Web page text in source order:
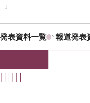
表資料一覧 報道発表